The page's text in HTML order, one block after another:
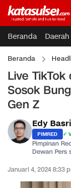
Beranda Daerah
Beranda
Live
Sosok
Gen Z
Edy Basri
PIMRED ✓
Pimpinan
Dewan Pers
Januari 4, 2024 8:33